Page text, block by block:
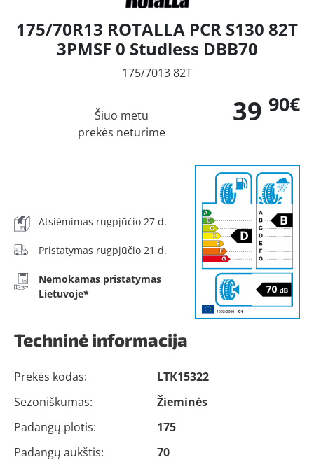
175/70R13 ROTALLA PCR S130 82T
3PMSF 0 Studless DBB70
175/7013 82T
39 90€
Šiuo metu
prekės neturime
Atsiėmimas rugpjūčio 27 d.
Pristatymas rugpjūčio 21 d.
Nemokamas pristatymas
Lietuvoje*
Techninė informacija
Prekės kodas:
LTK15322
Sezoniškumas:
Žieminės
Padangų plotis:
175
Padangų aukštis:
70